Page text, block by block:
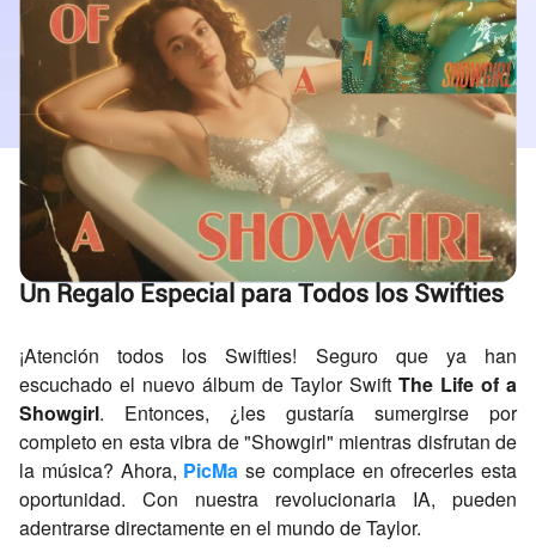
Un Regalo Especial para Todos los Swifties
¡Atención todos los Swifties! Seguro que ya han
escuchado el nuevo álbum de Taylor Swift The Life of a
Showgirl. Entonces, ¿les gustaría sumergirse por
completo en esta vibra de "Showgirl" mientras disfrutan de
la música? Ahora, PicMa se complace en ofrecerles esta
oportunidad. Con nuestra revolucionaria IA, pueden
adentrarse directamente en el mundo de Taylor.